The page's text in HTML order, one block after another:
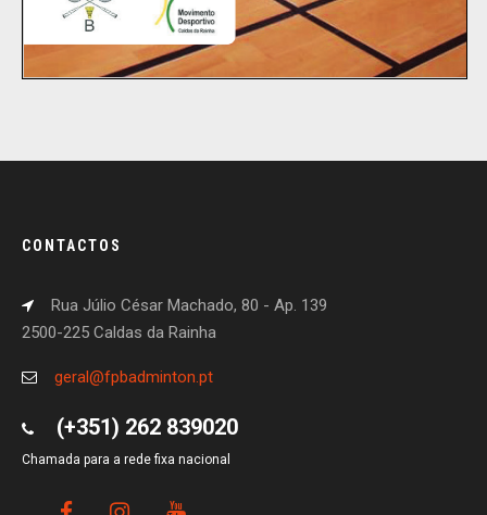
CONTACTOS
Rua Júlio César Machado, 80 - Ap. 139
2500-225 Caldas da Rainha
geral@fpbadminton.pt
(+351) 262 839020
Chamada para a rede fixa nacional